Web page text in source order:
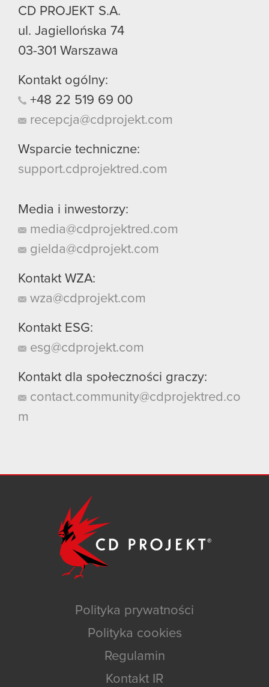
CD PROJEKT S.A.
ul. Jagiellońska 74
03-301 Warszawa
Kontakt ogólny:
+48 22 519 69 00
recepcja@cdprojekt.com
Wsparcie techniczne:
support.cdprojektred.com
Media i inwestorzy:
media@cdprojektred.com
gielda@cdprojekt.com
Kontakt WZA:
wza@cdprojekt.com
Kontakt ESG:
esg@cdprojekt.com
Kontakt dla społeczności graczy:
contact.community@cdprojektred.co
m
Polityka prywatności
Polityka cookies
Regulamin
Kontakt IR